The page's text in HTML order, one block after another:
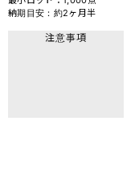
納期目安：約2ヶ月半
注意事項